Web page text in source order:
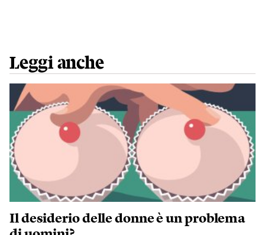
Leggi anche
Il desiderio delle donne è un problema